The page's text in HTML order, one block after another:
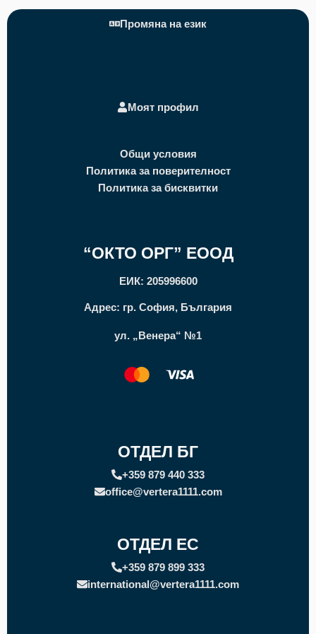
Промяна на език
Моят профил
Общи условия
Политика за поверителност
Политика за бисквитки
“ОКТО ОРГ” ЕООД
ЕИК: 205996600
Адрес: гр. София, България
ул. „Венера“ №1
ОТДЕЛ БГ
+359 879 440 333
office@vertera1111.com
ОТДЕЛ ЕС
+359 879 899 333
international@vertera1111.com